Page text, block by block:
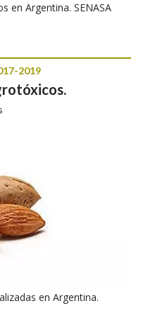
en Argentina. SENASA
2019
en Argentina.